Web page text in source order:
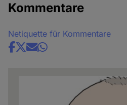
Kommentare
Netiquette für Kommentare
Share